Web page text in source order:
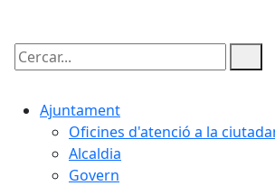
Cercar:
Ajuntament
Oficines d'atenció a la
Alcaldia
Govern